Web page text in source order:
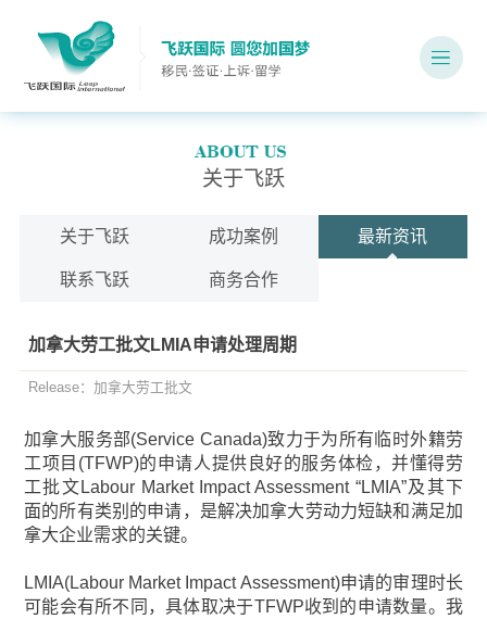
关于飞跃
关于飞跃 成功案例 最新资讯
联系飞跃 商务合作
加拿大劳工批文LMIA申请处理周期
Release：加拿大劳工批文
加拿大服务部(Service Canada)致力于为所有临时外籍劳
工项目(TFWP)的申请人提供良好的服务体检，并懂得劳
工批文Labour Market Impact Assessment “LMIA”及其下
面的所有类别的申请，是解决加拿大劳动力短缺和满足加
拿大企业需求的关键。
LMIA(Labour Market Impact Assessment)申请的审理时长
可能会有所不同，具体取决于TFWP收到的申请数量。我